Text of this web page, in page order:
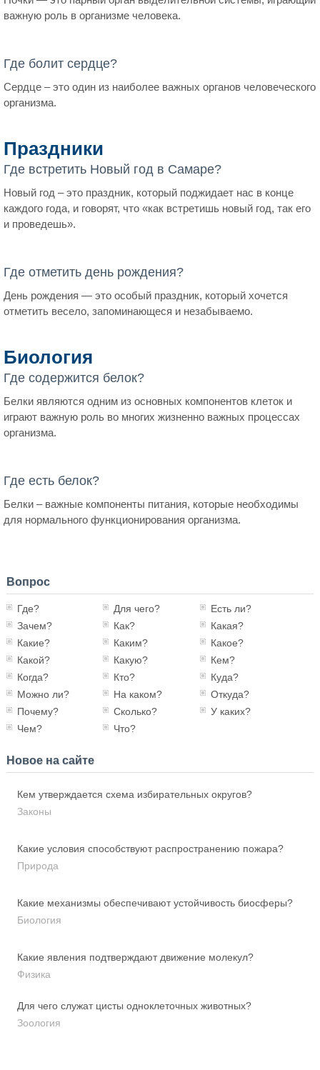
важную роль в организме человека.
Где болит сердце?
Сердце – это один из наиболее важных органов человеческого
организма.
Праздники
Где встретить Новый год в Самаре?
Новый год – это праздник, который поджидает нас в конце
каждого года, и говорят, что «как встретишь новый год, так его
и проведешь».
Где отметить день рождения?
День рождения — это особый праздник, который хочется
отметить весело, запоминающеся и незабываемо.
Биология
Где содержится белок?
Белки являются одним из основных компонентов клеток и
играют важную роль во многих жизненно важных процессах
организма.
Где есть белок?
Белки – важные компоненты питания, которые необходимы
для нормального функционирования организма.
Вопрос
Где? Для чего?
Есть ли?
Зачем?
Как?
Какая?
Какие?
Каким?
Какое?
Какой?
Какую?
Кем?
Когда?
Кто?
Куда?
Можно ли?
На каком?
Откуда?
Почему?
Сколько?
У каких?
Чем?
Что?
Новое на сайте
Кем утверждается схема избирательных округов?
Законы
Какие условия способствуют распространению пожара?
Природа
Какие механизмы обеспечивают устойчивость биосферы?
Биология
Какие явления подтверждают движение молекул?
Физика
Для чего служат цисты одноклеточных животных?
Зоология